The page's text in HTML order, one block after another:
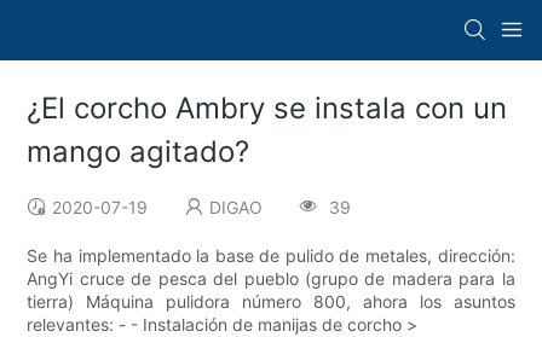
¿El corcho Ambry se instala con un
mango agitado?
2020-07-19 DIGAO 39
Se ha implementado la base de pulido de metales, dirección:
AngYi cruce de pesca del pueblo (grupo de madera para la
tierra) Máquina pulidora número 800, ahora los asuntos
relevantes: - - Instalación de manijas de corcho >